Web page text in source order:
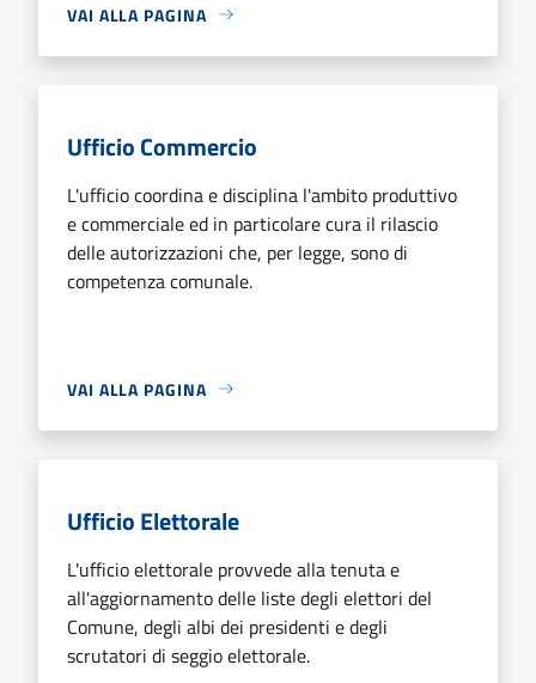
VAI ALLA PAGINA
Ufficio Commercio
L'ufficio coordina e disciplina l'ambito produttivo
e commerciale ed in particolare cura il rilascio
delle autorizzazioni che, per legge, sono di
competenza comunale.
VAI ALLA PAGINA
Ufficio Elettorale
L'ufficio elettorale provvede alla tenuta e
all'aggiornamento delle liste degli elettori del
Comune, degli albi dei presidenti e degli
scrutatori di seggio elettorale.